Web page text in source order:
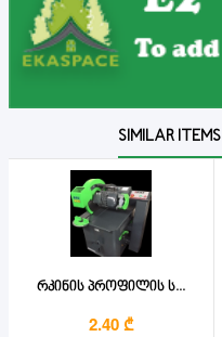
SIMILAR ITEMS
რკინის პროფილის ს...
2.40 ₾